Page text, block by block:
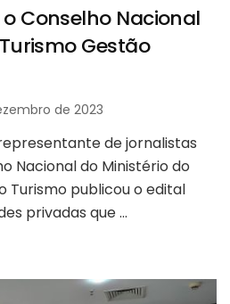
o Conselho Nacional
Gestão
de 2023
de jornalistas
Nacional do Ministério do
Turismo publicou o edital
privadas que …